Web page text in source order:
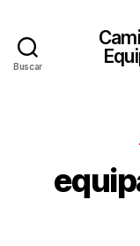
Buscar